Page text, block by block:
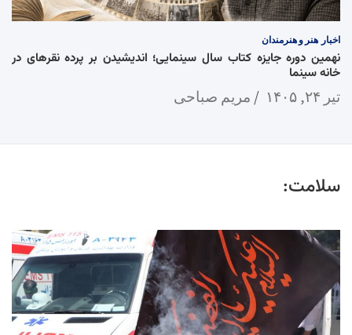
اخبار هنر و هنرمندان
نهمین دوره جایزه کتاب سال سینمایی؛ اندیشیدن بر پرده نقرهای در
خانه سینما
تیر ۲۴, ۱۴۰۵ مریم صباحی
سلامت: